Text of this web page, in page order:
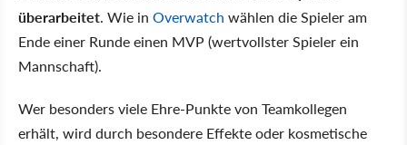
überarbeitet. Wie in Overwatch wählen die Spieler am
Ende einer Runde einen MVP (wertvollster Spieler ein
Mannschaft).
Wer besonders viele Ehre-Punkte von Teamkollegen
erhält, wird durch besondere Effekte oder kosmetische